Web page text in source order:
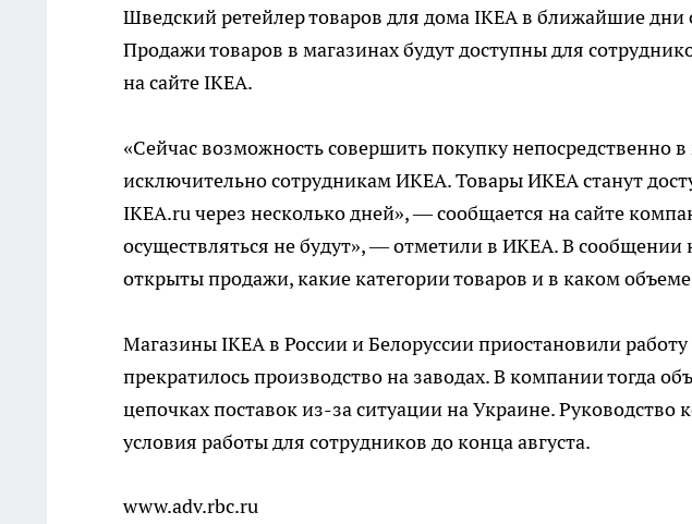
Шведский ретейлер товаров для дома IKEA в ближайшие дни
Продажи товаров в магазинах будут доступны для
на сайте IKEA.
«Сейчас возможность совершить покупку непосредственно
исключительно сотрудникам ИКЕА. Товары ИКЕА станут
IKEA.ru через несколько дней», — сообщается на сайте
осуществляться не будут», — отметили в ИКЕА. В сообщении
открыты продажи, какие категории товаров и в каком
Магазины IKEA в России и Белоруссии приостановили
прекратилось производство на заводах. В компании тогда
цепочках поставок из-за ситуации на Украине. Руководство
условия работы для сотрудников до конца августа.
www.adv.rbc.ru